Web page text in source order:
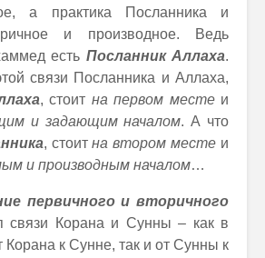
а практика Посланника и
и производное. Ведь
есть Посланник Аллаха.
связи Посланника и Аллаха,
, стоит на первом местеи
и задающим началом. А что
, стоитна втором месте и
и производным началом…
первичного и вторичного
связи Корана и Сунны – как в
Корана к Сунне, так и от Сунны к